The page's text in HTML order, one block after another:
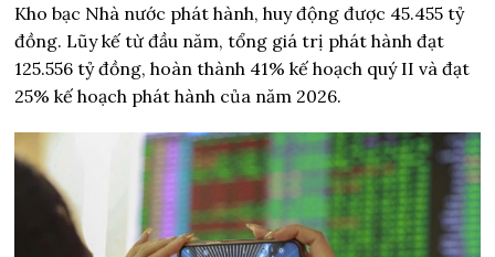
Kho bạc Nhà nước phát hành, huy động được 45.455 tỷ
đồng. Lũy kế từ đầu năm, tổng giá trị phát hành đạt
125.556 tỷ đồng, hoàn thành 41% kế hoạch quý II và đạt
25% kế hoạch phát hành của năm 2026.